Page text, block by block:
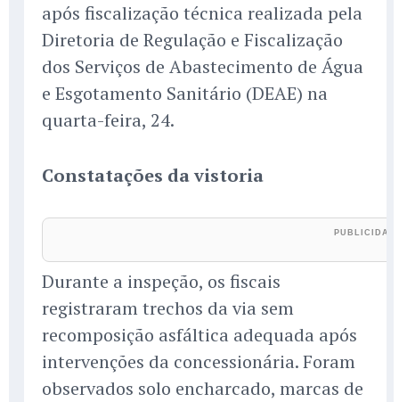
após fiscalização técnica realizada pela
Diretoria de Regulação e Fiscalização
dos Serviços de Abastecimento de Água
e Esgotamento Sanitário (DEAE) na
quarta-feira, 24.
Constatações da vistoria
Durante a inspeção, os fiscais
registraram trechos da via sem
recomposição asfáltica adequada após
intervenções da concessionária. Foram
observados solo encharcado, marcas de